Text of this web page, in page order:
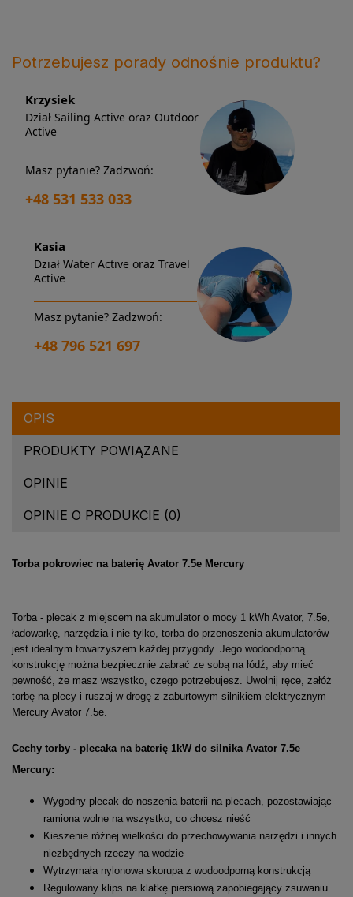
Potrzebujesz porady odnośnie produktu?
Krzysiek
Dział Sailing Active oraz Outdoor
Active
Masz pytanie? Zadzwoń:
+48 531 533 033
Kasia
Dział Water Active oraz Travel
Active
Masz pytanie? Zadzwoń:
+48 796 521 697
OPIS
PRODUKTY POWIĄZANE
OPINIE
OPINIE O PRODUKCIE (0)
Torba pokrowiec na baterię Avator 7.5e Mercury
Torba - plecak z miejscem na akumulator o mocy 1 kWh Avator, 7.5e,
ładowarkę, narzędzia i nie tylko, torba do przenoszenia akumulatorów
jest idealnym towarzyszem każdej przygody. Jego wodoodporną
konstrukcję można bezpiecznie zabrać ze sobą na łódź, aby mieć
pewność, że masz wszystko, czego potrzebujesz. Uwolnij ręce, załóż
torbę na plecy i ruszaj w drogę z zaburtowym silnikiem elektrycznym
Mercury Avator 7.5e.
Cechy torby - plecaka na baterię 1kW do silnika Avator 7.5e
Mercury:
Wygodny plecak do noszenia baterii na plecach, pozostawiając
ramiona wolne na wszystko, co chcesz nieść
Kieszenie różnej wielkości do przechowywania narzędzi i innych
niezbędnych rzeczy na wodzie
Wytrzymała nylonowa skorupa z wodoodporną konstrukcją
Regulowany klips na klatkę piersiową zapobiegający zsuwaniu